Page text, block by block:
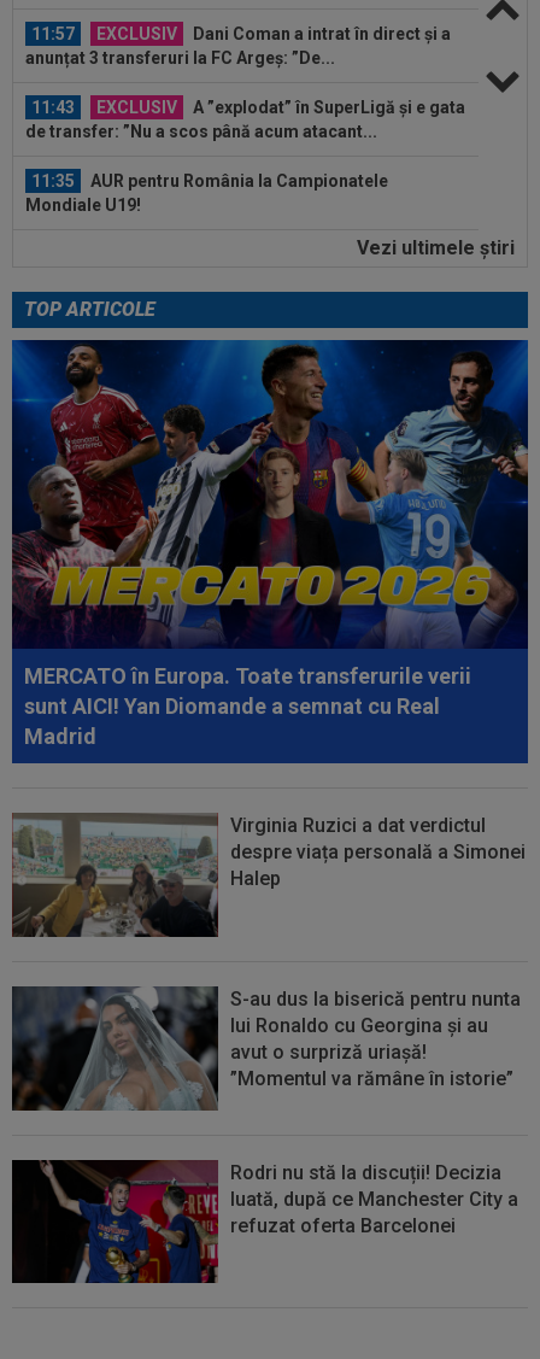
11:57 EXCLUSIV
Dani Coman a intrat în direct și a
anunțat 3 transferuri la FC Argeș: ”De...
11:43 EXCLUSIV
A ”explodat” în SuperLigă și e gata
de transfer: ”Nu a scos până acum atacant...
11:35
AUR pentru România la Campionatele
Mondiale U19!
Lionel Messi a ajuns în Argentina,
12:20 FOTO
Cristiano Ronaldo nu s-a putut abține,
după ce sute de oameni au apărut la...
12:16 VIDEO
FC Porto - Alverca, LIVE VIDEO, 20:00,
DGS 2. Benfica - Academico Viseu, 22:30...
12:07
Universitatea Craiova - FC Argeș, LIVE VIDEO,
21:30, DGS 1. Un jucător a plecat...
12:07 VIDEO
Chindia Târgoviște - Metaloglobus,
16:30, pe Digi Sport 1. Ultimul meci al...
11:57 EXCLUSIV
Dani Coman a intrat în direct și a
anunțat 3 transferuri la FC Argeș: ”De...
Vezi ultimele ştiri
TOP ARTICOLE
MERCATO în Europa. Toate transferurile verii
sunt AICI! Yan Diomande a semnat cu Real
Madrid
Virginia Ruzici a dat verdictul
despre viața personală a Simonei
Halep
S-au dus la biserică pentru nunta
lui Ronaldo cu Georgina și au
avut o surpriză uriașă!
”Momentul va rămâne în istorie”
Rodri nu stă la discuții! Decizia
luată, după ce Manchester City a
refuzat oferta Barcelonei